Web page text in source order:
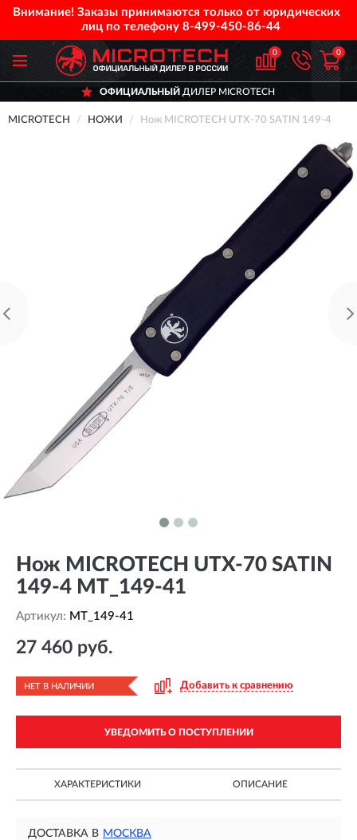
Внимание! Заказы принимаются только от юридических
лиц по телефону 8-499-450-86-44
0 0
ОФИЦИАЛЬНЫЙДИЛЕР MICROTECH
MICROTECH НОЖИ Нож MICROTECH UTX-70 SATIN 149-4
Нож MICROTECH UTX-70 SATIN
149-4 MT_149-41
Артикул: MT_149-41
27 460 руб.
НЕТ В НАЛИЧИИ Добавить к сравнению
УВЕДОМИТЬ О ПОСТУПЛЕНИИ
ХАРАКТЕРИСТИКИ ОПИСАНИЕ
ДОСТАВКА В МОСКВА